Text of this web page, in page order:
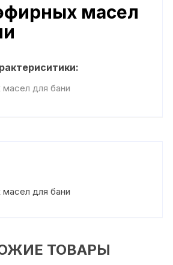
масел
для бани
для бани
ТОВАРЫ